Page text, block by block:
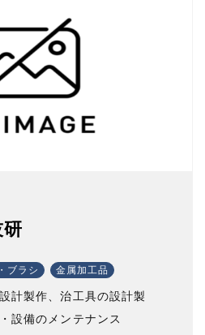
研
ブラシ 金属加工品
計製作、治工具の設計製
設備のメンテナンス